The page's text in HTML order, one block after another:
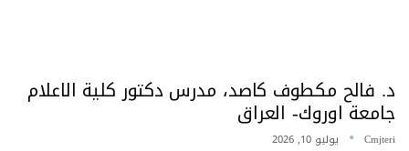
د. فالح مكطوف كاصد، مدرس دكتور كلية الاعلام
جامعة اوروك- العراق
Cmjteri يوليو 10, 2026